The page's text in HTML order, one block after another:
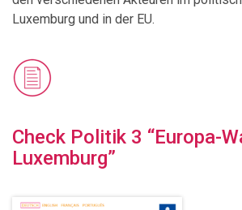
Luxemburg und in der EU.
Check Politik 3 “Europa-
Luxemburg”